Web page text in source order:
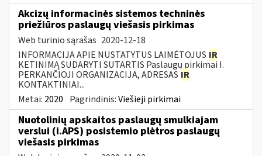
Akcizų informacinės sistemos techninės
priežiūros paslaugų viešasis pirkimas
Web turinio sąrašas 2020-12-18
INFORMACIJA APIE NUSTATYTUS LAIMĖTOJUS IR
KETINIMĄ SUDARYTI SUTARTIS Paslaugų pirkimai I.
PERKANČIOJI ORGANIZACIJA, ADRESAS IR
KONTAKTINIAI...
Metai: 2020 Pagrindinis:Viešieji pirkimai
Nuotolinių apskaitos paslaugų smulkiajam
verslui (i.APS) posistemio plėtros paslaugų
viešasis pirkimas